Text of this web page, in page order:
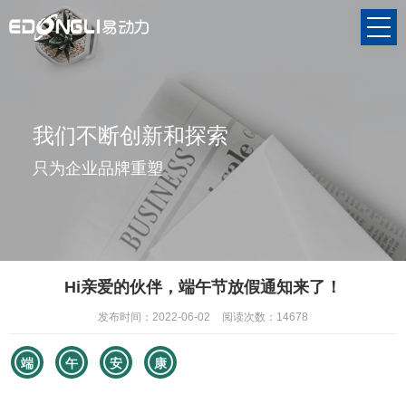
我们不断创新和探索
只为企业品牌重塑
Hi亲爱的伙伴，端午节放假通知来了！
发布时间：2022-06-02 阅读次数：14678
端 午 安 康